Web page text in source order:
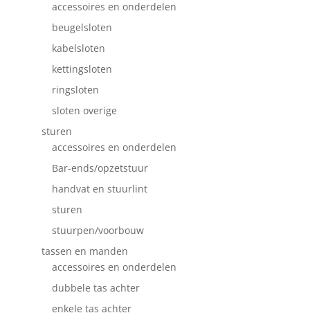
accessoires en onderdelen
beugelsloten
kabelsloten
kettingsloten
ringsloten
sloten overige
sturen
accessoires en onderdelen
Bar-ends/opzetstuur
handvat en stuurlint
sturen
stuurpen/voorbouw
tassen en manden
accessoires en onderdelen
dubbele tas achter
enkele tas achter